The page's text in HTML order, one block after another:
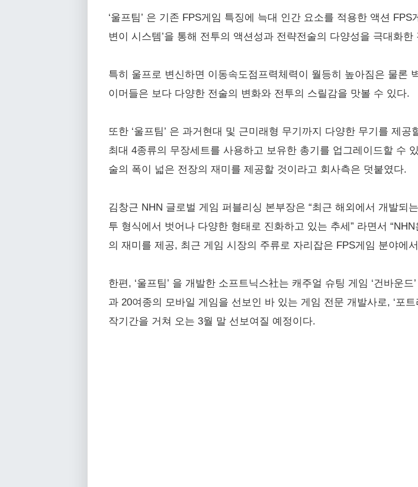
‘울프팀’ 은 기존 FPS게임 특징에 늑대 인간 요소를 적용한 액션
변이 시스템’을 통해 전투의 액션성과 전략전술의 다양성을 극대화한
특히 울프로 변신하면 이동속도점프력체력이 월등히 높아짐은 물론
이머들은 보다 다양한 전술의 변화와 전투의 스릴감을 맛볼 수 있다.
또한 ‘울프팀’ 은 과거현대 및 근미래형 무기까지 다양한 무기를 제
최대 4종류의 무장세트를 사용하고 보유한 총기를 업그레이드할 수
술의 폭이 넓은 전장의 재미를 제공할 것이라고 회사측은 덧붙였다.
김창근 NHN 글로벌 게임 퍼블리싱 본부장은 “최근 해외에서 개발되
투 형식에서 벗어나 다양한 형태로 진화하고 있는 추세” 라면서
의 재미를 제공, 최근 게임 시장의 주류로 자리잡은 FPS게임 분야에
한편, ‘울프팀’ 을 개발한 소프트닉스社는 캐주얼 슈팅 게임 ‘건바운
과 20여종의 모바일 게임을 선보인 바 있는 게임 전문 개발사로, ‘포
작기간을 거쳐 오는 3월 말 선보여질 예정이다.